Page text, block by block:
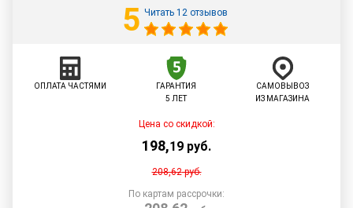
5 Читать 12 отзывов
ОПЛАТА ЧАСТЯМИ
ГАРАНТИЯ
5 ЛЕТ
САМОВЫВОЗ
ИЗ МАГАЗИНА
Цена со скидкой:
198,19 руб.
208,62руб.
По картам рассрочки: